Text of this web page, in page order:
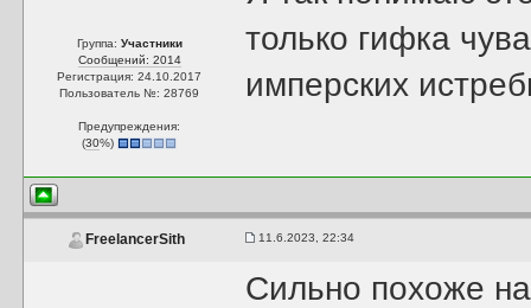
Группа: Участники
Сообщений: 2014
Регистрация: 24.10.2017
Пользователь №: 28769
Предупреждения:
(30%)
только гифка
имперских
FreelancerSith 11.6.2023, 22:34
Сильно похоже